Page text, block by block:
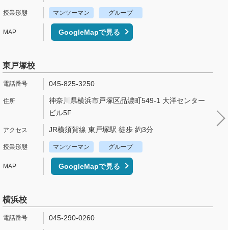
マンツーマン グループ
GoogleMapで見る
東戸塚校
045-825-3250
神奈川県横浜市戸塚区品濃町549-1 大洋センター
ビル5F
JR横須賀線 東戸塚駅 徒歩 約3分
マンツーマン グループ
GoogleMapで見る
横浜校
045-290-0260